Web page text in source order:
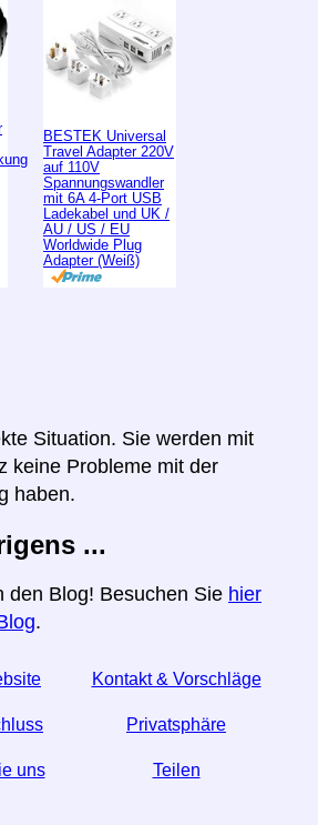
BESTEK Universal
Travel Adapter 220V
auf 110V
Spannungswandler
mit 6A 4-Port USB
Ladekabel und UK /
AU / US / EU
Worldwide Plug
Adapter (Weiß)
Situation. Sie werden mit
keine Probleme mit der
haben.
...
den Blog! Besuchen Sie hier
.
Kontakt & Vorschläge
Privatsphäre
uns Teilen